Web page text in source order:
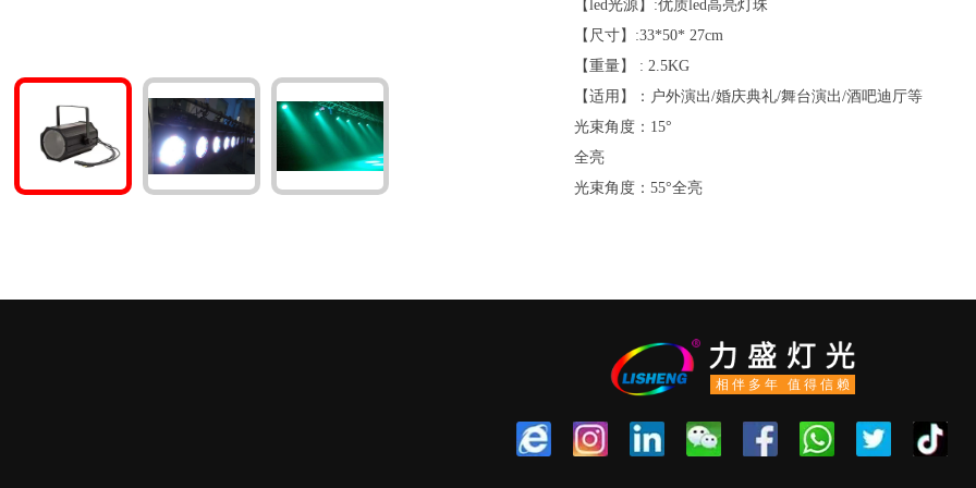
【led光源】:优质led高亮灯珠
【尺寸】:33*50* 27cm
【重量】 : 2.5KG
【适用】：户外演出/婚庆典礼/舞台演出/酒吧迪厅等
光束角度：15°
全亮
光束角度：55°全亮
相伴多年 值得信赖